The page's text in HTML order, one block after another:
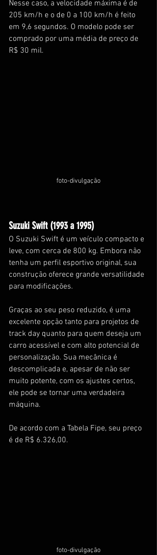
Nesse caso, a velocidade máxima é de
205 km/h e o de 0 a 100 km/h é feito
em 9,6 segundos. O modelo pode ser
comprado por uma média de preço de
R$ 30 mil.
foto-divulgação
Suzuki Swift (1993 a 1995)
O Suzuki Swift é um veículo compacto e
leve, com cerca de 800 kg. Embora não
tenha um perfil esportivo original, sua
construção oferece grande versatilidade
para modificações.
Graças ao seu peso reduzido, é uma
excelente opção tanto para projetos de
track day quanto para quem deseja um
carro acessível e com alto potencial de
personalização. Sua mecânica é
descomplicada e, apesar de não ser
muito potente, com os ajustes certos,
ele pode se tornar uma verdadeira
máquina.
De acordo com a Tabela Fipe, seu preço
é de R$ 6.326,00.
foto-divulgação